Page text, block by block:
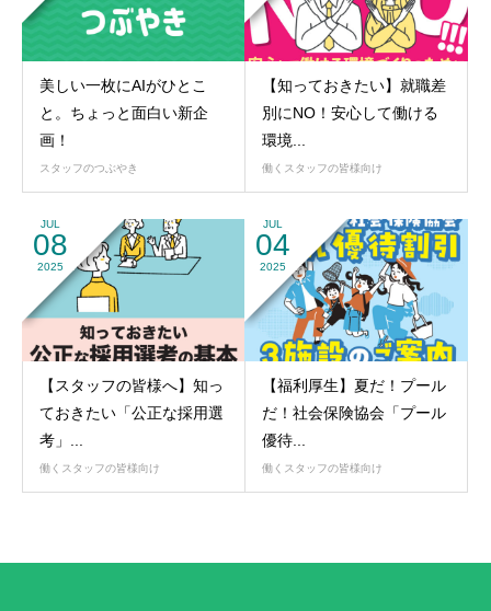
美しい一枚にAIがひとこ
と。ちょっと面白い新企
画！
スタッフのつぶやき
【知っておきたい】就職差
別にNO！安心して働ける
環境...
働くスタッフの皆様向け
JUL
08
2025
【スタッフの皆様へ】知っ
ておきたい「公正な採用選
考」...
働くスタッフの皆様向け
JUL
04
2025
【福利厚生】夏だ！プール
だ！社会保険協会「プール
優待...
働くスタッフの皆様向け